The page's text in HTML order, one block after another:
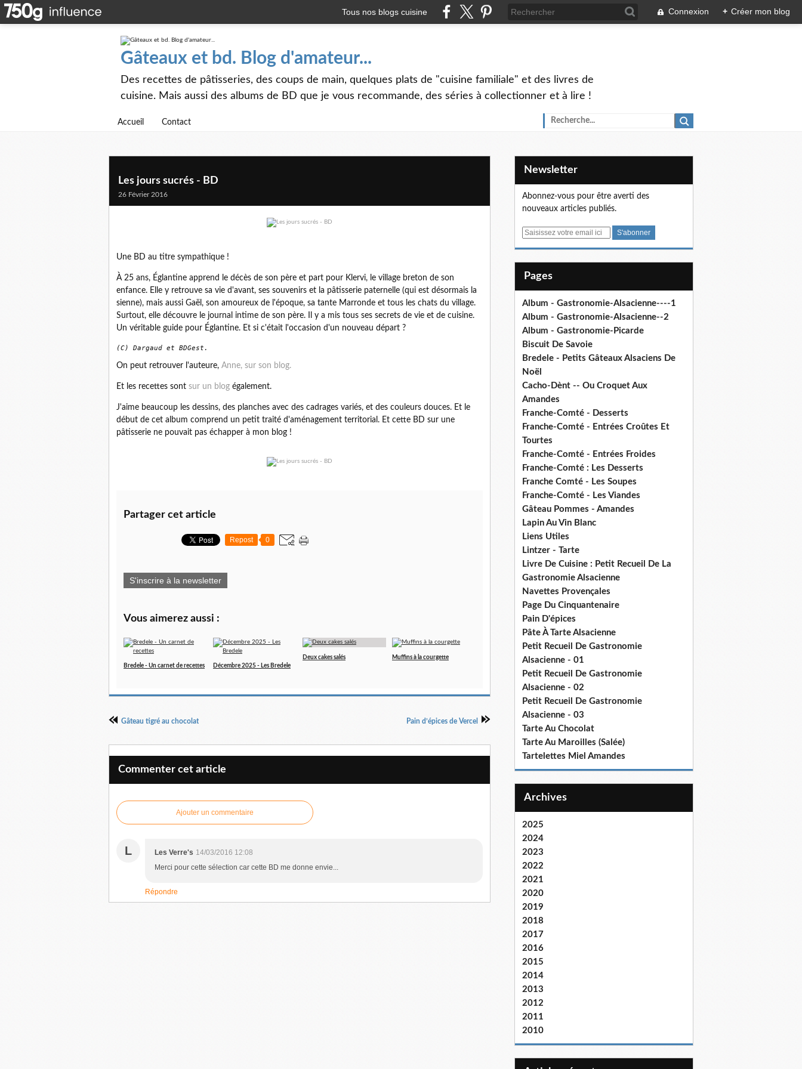
Tous nos blogs cuisine Connexion + Créer mon blog
Gâteaux et bd. Blog d'amateur...
Des recettes de pâtisseries, des coups de main, quelques plats de "cuisine familiale" et des livres de
cuisine. Mais aussi des albums de BD que je vous recommande, des séries à collectionner et à lire !
Accueil Contact
Les jours sucrés - BD
26 Février 2016
Une BD au titre sympathique !
À 25 ans, Églantine apprend le décès de son père et part pour Klervi, le village breton de son
enfance. Elle y retrouve sa vie d'avant, ses souvenirs et la pâtisserie paternelle (qui est désormais la
sienne), mais aussi Gaël, son amoureux de l'époque, sa tante Marronde et tous les chats du village.
Surtout, elle découvre le journal intime de son père. Il y a mis tous ses secrets de vie et de cuisine.
Un véritable guide pour Églantine. Et si c'était l'occasion d'un nouveau départ ?
(C) Dargaud et BDGest.
On peut retrouver l'auteure, Anne, sur son blog.
Et les recettes sont sur un blog également.
J'aime beaucoup les dessins, des planches avec des cadrages variés, et des couleurs douces. Et le
début de cet album comprend un petit traité d'aménagement territorial. Et cette BD sur une
pâtisserie ne pouvait pas échapper à mon blog !
Partager cet article
Repost 0
S'inscrire à la newsletter
Vous aimerez aussi :
Bredele - Un carnet de recettes Décembre 2025 - Les Bredele
Deux cakes salés Muffins à la courgette
Gâteau tigré au chocolat Pain d’épices de Vercel
Commenter cet article
Ajouter un commentaire
L Les Verre's 14/03/2016 12:08
Merci pour cette sélection car cette BD me donne envie...
Répondre
Newsletter
Abonnez-vous pour être averti des
nouveaux articles publiés.
E
Pages
Album - Gastronomie-Alsacienne----1
Album - Gastronomie-Alsacienne--2
Album - Gastronomie-Picarde
Biscuit De Savoie
Bredele - Petits Gâteaux Alsaciens De
Noël
Cacho-Dènt -- Ou Croquet Aux
Amandes
Franche-Comté - Desserts
Franche-Comté - Entrées Croûtes Et
Tourtes
Franche-Comté - Entrées Froides
Franche-Comté : Les Desserts
Franche Comté - Les Soupes
Franche-Comté - Les Viandes
Gâteau Pommes - Amandes
Lapin Au Vin Blanc
Liens Utiles
Lintzer - Tarte
Livre De Cuisine : Petit Recueil De La
Gastronomie Alsacienne
Navettes Provençales
Page Du Cinquantenaire
Pain D'épices
Pâte À Tarte Alsacienne
Petit Recueil De Gastronomie
Alsacienne - 01
Petit Recueil De Gastronomie
Alsacienne - 02
Petit Recueil De Gastronomie
Alsacienne - 03
Tarte Au Chocolat
Tarte Au Maroilles (Salée)
Tartelettes Miel Amandes
Archives
2025
2024
2023
2022
2021
2020
2019
2018
2017
2016
2015
2014
2013
2012
2011
2010